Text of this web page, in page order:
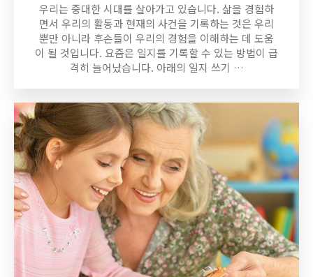
우리는 중대한 시대를 살아가고 있습니다. 삶을 경험하
면서 우리의 활동과 현재의 사건을 기록하는 것은 우리
뿐만 아니라 후손들이 우리의 경험을 이해하는 데 도움
이 될 것입니다. 요즘은 일지를 기록할 수 있는 방법이 급
격히 늘어났습니다. 아래의 일지 쓰기 …